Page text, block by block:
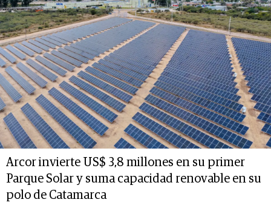
Arcor invierte US$ 3,8 millones en su primer
Parque Solar y suma capacidad renovable en su
polo de Catamarca